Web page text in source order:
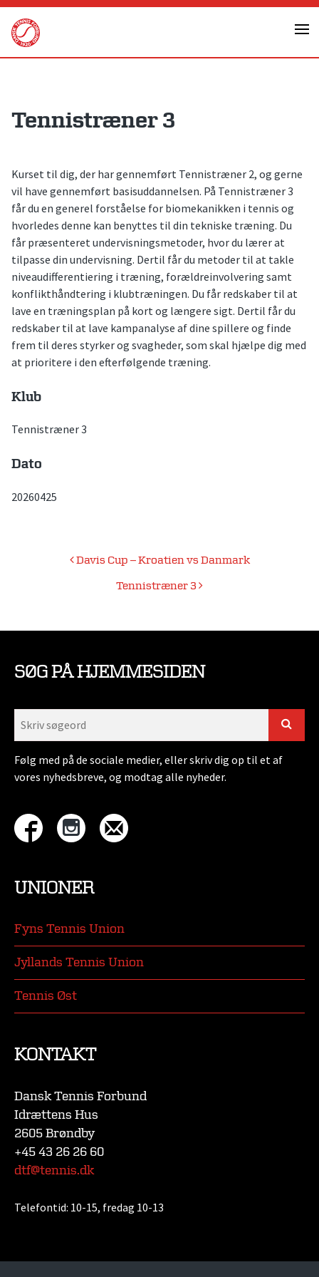
Skip
content
Tennistræner 3
Kurset til dig, der har gennemført Tennistræner 2, og gerne
vil have gennemført basisuddannelsen. På Tennistræner 3
får du en generel forståelse for biomekanikken i tennis og
hvorledes denne kan benyttes til din tekniske træning. Du
får præsenteret undervisningsmetoder, hvor du lærer at
tilpasse din undervisning. Dertil får du metoder til at takle
niveaudifferentiering i træning, forældreinvolvering samt
konflikthåndtering i klubtræningen. Du får redskaber til at
lave en træningsplan på kort og længere sigt. Dertil får du
redskaber til at lave kampanalyse af dine spillere og finde
frem til deres styrker og svagheder, som skal hjælpe dig med
at prioritere i den efterfølgende træning.
Klub
Tennistræner 3
Dato
20260425
Indlægsnavigation
Davis Cup – Kroatien vs Danmark
Tennistræner 3
SØG PÅ HJEMMESIDEN
Følg med på de sociale medier, eller skriv dig op til et af
vores nyhedsbreve, og modtag alle nyheder.
UNIONER
Fyns Tennis Union
Jyllands Tennis Union
Tennis Øst
KONTAKT
Dansk Tennis Forbund
Idrættens Hus
2605 Brøndby
+45 43 26 26 60
dtf@tennis.dk
Telefontid: 10-15, fredag 10-13